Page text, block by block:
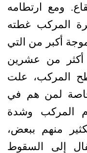
ومع ارتطامه
المركب غطته
أكبر من التي
من عشرين
المركب، علت
لمن هم في
المركب وشدة
منهم ببعض،
إلى السقوط